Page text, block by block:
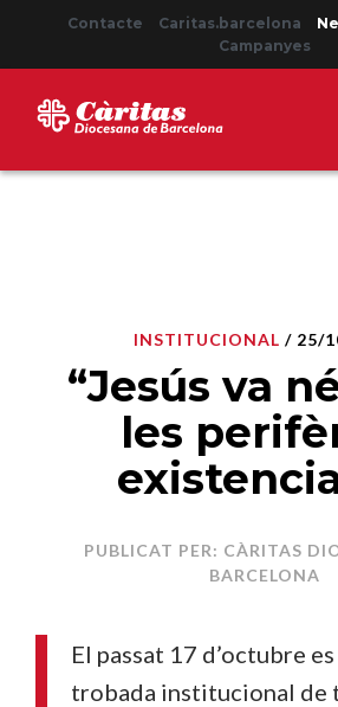
Contacte Caritas.barcelona
Campanyes
INSTITUCIONAL / 25/
“Jesús va
les
PUBLICAT PER: CÀRITAS
BARCELONA
El passat 17 d’octubre
trobada institucional de